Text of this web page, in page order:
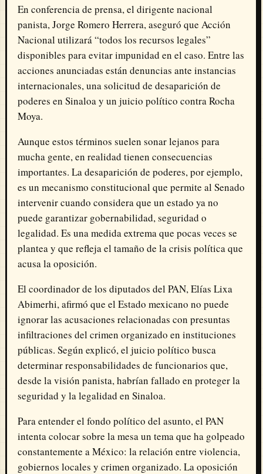
En conferencia de prensa, el dirigente nacional
panista, Jorge Romero Herrera, aseguró que Acción
Nacional utilizará “todos los recursos legales”
disponibles para evitar impunidad en el caso. Entre las
acciones anunciadas están denuncias ante instancias
internacionales, una solicitud de desaparición de
poderes en Sinaloa y un juicio político contra Rocha
Moya.
Aunque estos términos suelen sonar lejanos para
mucha gente, en realidad tienen consecuencias
importantes. La desaparición de poderes, por ejemplo,
es un mecanismo constitucional que permite al Senado
intervenir cuando considera que un estado ya no
puede garantizar gobernabilidad, seguridad o
legalidad. Es una medida extrema que pocas veces se
plantea y que refleja el tamaño de la crisis política que
acusa la oposición.
El coordinador de los diputados del PAN, Elías Lixa
Abimerhi, afirmó que el Estado mexicano no puede
ignorar las acusaciones relacionadas con presuntas
infiltraciones del crimen organizado en instituciones
públicas. Según explicó, el juicio político busca
determinar responsabilidades de funcionarios que,
desde la visión panista, habrían fallado en proteger la
seguridad y la legalidad en Sinaloa.
Para entender el fondo político del asunto, el PAN
intenta colocar sobre la mesa un tema que ha golpeado
constantemente a México: la relación entre violencia,
gobiernos locales y crimen organizado. La oposición